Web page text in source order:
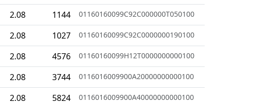
2.08 1144 01160160099C92C000000T050100
2.08 1027 01160160099C92C0000000190100
2.08 4576 01160160099H12T0000000000100
2.08 3744 0116016009900A20000000000100
2.08 5824 0116016009900A40000000000100